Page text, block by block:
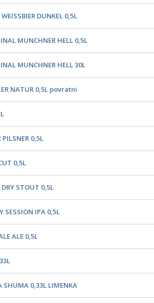
DUNKEL 0,5L
MUNCHNER HELL 0,5L
MUNCHNER HELL 30L
NATUR 0,5L povratni
0,5L
0,5L
STOUT 0,5L
SESSION IPA 0,5L
ALE 0,5L
SHUMA 0,33L LIMENKA